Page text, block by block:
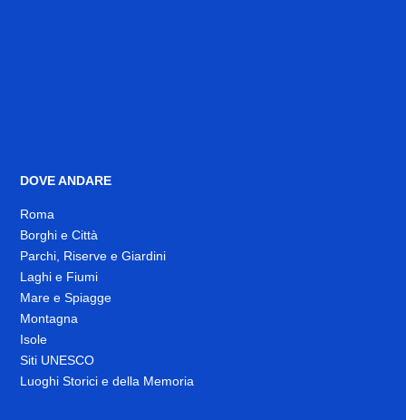
DOVE ANDARE
Roma
Borghi e Città
Parchi, Riserve e Giardini
Laghi e Fiumi
Mare e Spiagge
Montagna
Isole
Siti UNESCO
Luoghi Storici e della Memoria